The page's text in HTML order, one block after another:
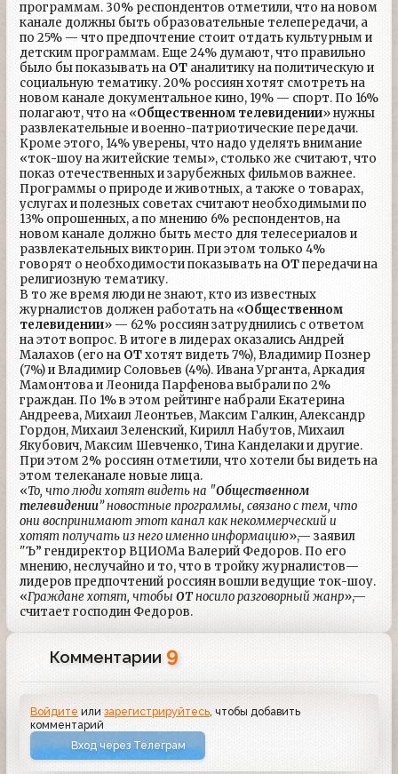
программам. 30% респондентов отметили, что на новом
канале должны быть образовательные телепередачи, а
по 25% — что предпочтение стоит отдать культурным и
детским программам. Еще 24% думают, что правильно
было бы показывать на ОТ аналитику на политическую и
социальную тематику. 20% россиян хотят смотреть на
новом канале документальное кино, 19% — спорт. По 16%
полагают, что на «Общественном телевидении» нужны
развлекательные и военно-патриотические передачи.
Кроме этого, 14% уверены, что надо уделять внимание
«ток-шоу на житейские темы», столько же считают, что
показ отечественных и зарубежных фильмов важнее.
Программы о природе и животных, а также о товарах,
услугах и полезных советах считают необходимыми по
13% опрошенных, а по мнению 6% респондентов, на
новом канале должно быть место для телесериалов и
развлекательных викторин. При этом только 4%
говорят о необходимости показывать на ОТпередачи на
религиозную тематику.
В то же время люди не знают, кто из известных
журналистов должен работать на «Общественном
телевидении» — 62% россиян затруднились с ответом
на этот вопрос. В итоге в лидерах оказались Андрей
Малахов (его на ОТхотят видеть 7%), Владимир Познер
(7%) и Владимир Соловьев (4%). Ивана Урганта, Аркадия
Мамонтова и Леонида Парфенова выбрали по 2%
граждан. По 1% в этом рейтинге набрали Екатерина
Андреева, Михаил Леонтьев, Максим Галкин, Александр
Гордон, Михаил Зеленский, Кирилл Набутов, Михаил
Якубович, Максим Шевченко, Тина Канделаки и другие.
При этом 2% россиян отметили, что хотели бы видеть на
этом телеканале новые лица.
«То, что люди хотят видеть на "Общественном
телевидении” новостные программы, связано с тем, что
они воспринимают этот канал как некоммерческий и
хотят получать из него именно информацию»,— заявил
"Ъ” гендиректор ВЦИОМа Валерий Федоров. По его
мнению, неслучайно и то, что в тройку журналистов—
лидеров предпочтений россиян вошли ведущие ток-шоу.
«Граждане хотят, чтобы ОТносило разговорный жанр»,—
считает господин Федоров.
Комментарии 9
Войдите илизарегистрируйтесь, чтобы добавить
комментарий
Вход через Телеграм